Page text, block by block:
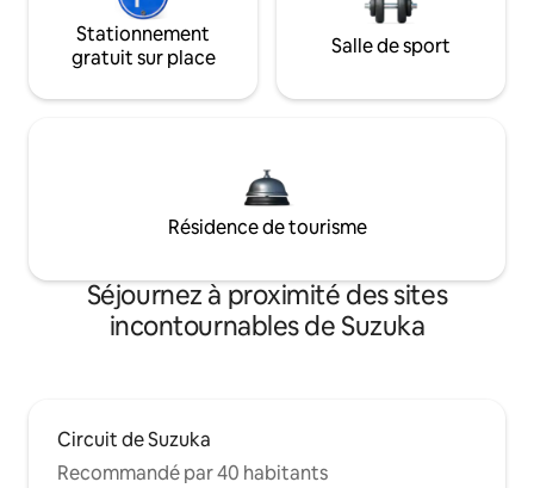
Stationnement
gratuit sur place
Salle de sport
Résidence de tourisme
Séjournez à proximité des sites
incontournables de Suzuka
Circuit de Suzuka
Recommandé par 40 habitants